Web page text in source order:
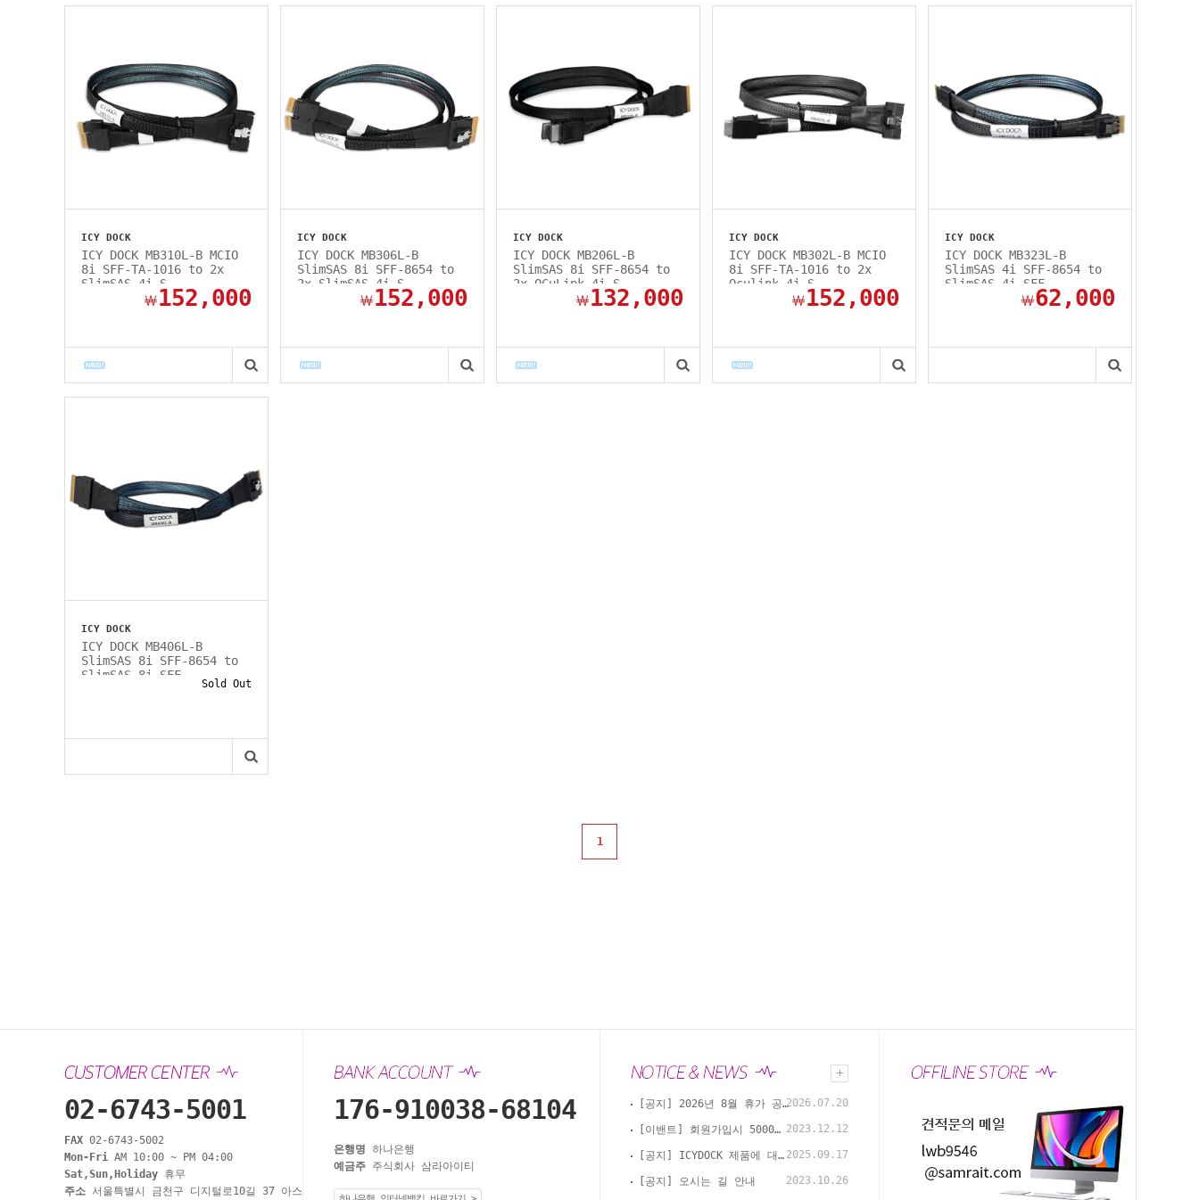
ICY DOCK
ICY DOCK MB310L-B MCIO
8i SFF-TA-1016 to 2x
SlimSAS 4i S...
￦152,000
ICY DOCK
ICY DOCK MB306L-B
SlimSAS 8i SFF-8654 to
2x SlimSAS 4i S...
￦152,000
ICY DOCK
ICY DOCK MB206L-B
SlimSAS 8i SFF-8654 to
2x OCuLink 4i S...
￦132,000
ICY DOCK
ICY DOCK MB302L-B MCIO
8i SFF-TA-1016 to 2x
Oculink 4i S...
￦152,000
ICY DOCK
ICY DOCK MB323L-B
SlimSAS 4i SFF-8654 to
SlimSAS 4i SFF-...
￦62,000
ICY DOCK
ICY DOCK MB406L-B
SlimSAS 8i SFF-8654 to
SlimSAS 8i SFF-...
Sold Out
1
02-6743-5001
FAX 02-6743-5002
Mon-Fri
AM 10:00 ~ PM 04:00
Sat,Sun,Holiday 휴무
주소 서울특별시 금천구 디지털로10길 37 아스
176-910038-68104
은행명 하나은행
예금주 주식회사 삼라아이티
[공지] 2026년 8월 휴가 공지2026.07.20
[이밴트] 회원가입시 5000원 적립 첫 구매시 사용 가능합니다. 2023.12.12
[공지] ICYDOCK 제품에 대한 키락 변경 안내 2025.09.17
[공지] 오시는 길 안내 2023.10.26